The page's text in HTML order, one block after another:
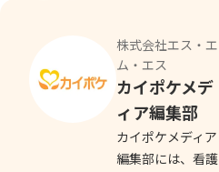
株式会社エス・エ
ム・エス
カイポケメデ
ィア編集部
カイポケメディア
編集部には、看護